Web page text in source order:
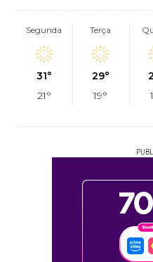
Segunda
31°
21°
Terça
29°
19°